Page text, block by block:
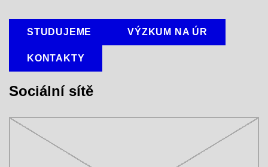
STUDUJEME VÝZKUM NA ÚR
KONTAKTY
Sociální sítě